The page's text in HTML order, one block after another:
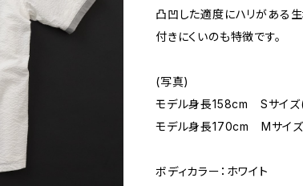
凸凹した適度にハリがある
付きにくいのも特徴です。
(写真)
モデル身長158cm Sサイズ
モデル身長170cm Mサイ
ボディカラー：ホワイト